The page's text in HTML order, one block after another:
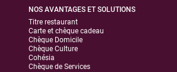
NOS AVANTAGES ET SOLUTIONS
Titre restaurant
Carte et chèque cadeau
Chèque Domicile
Chèque Culture
Cohésia
Chèque de Services